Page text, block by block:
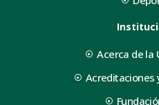
Acerca de la
Acreditaciones